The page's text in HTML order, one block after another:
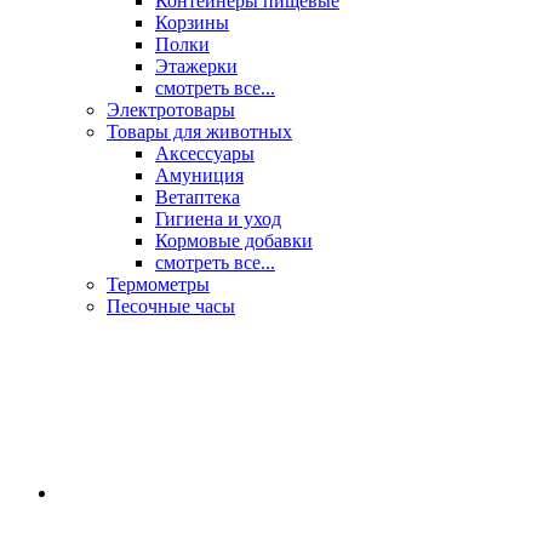
Корзины
Полки
Этажерки
смотреть все...
Электротовары
Товары для животных
Аксессуары
Амуниция
Ветаптека
Гигиена и уход
Кормовые добавки
смотреть все...
Термометры
Песочные часы